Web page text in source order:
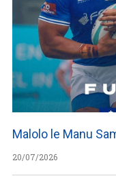
Malolo le Manu
20/07/2026